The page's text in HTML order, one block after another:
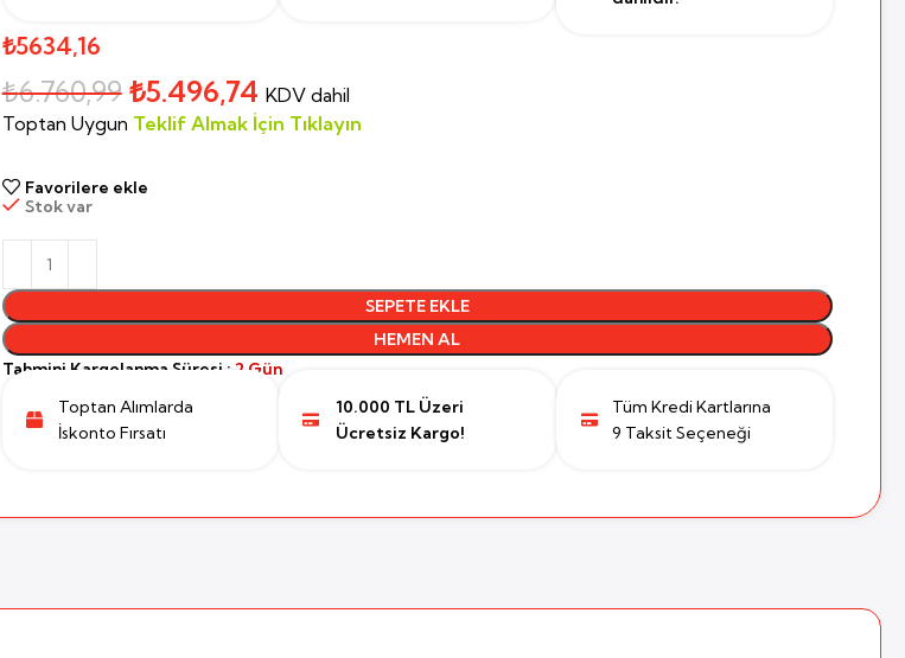
₺5634,16
₺6.760,99 ₺5.496,74 KDV dahil
Toptan Uygun Teklif Almak İçin Tıklayın
Favorilere ekle
Stok var
SEPETE EKLE
HEMEN AL
Tahmini Kargolanma Süresi : 2 Gün
Toptan Alımlarda
İskonto Fırsatı
10.000 TL Üzeri
Ücretsiz Kargo!
Tüm Kredi Kartlarına
9 Taksit Seçeneği